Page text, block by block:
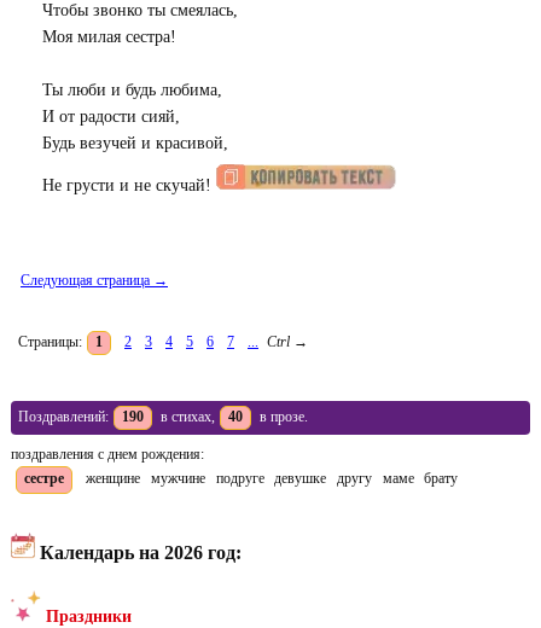
Чтобы звонко ты смеялась,
Моя милая сестра!
Ты люби и будь любима,
И от радости сияй,
Будь везучей и красивой,
Не грусти и не скучай!
Следующая страница →
Страницы: 1 2 3 4 5 6 7 ... Ctrl →
Поздравлений: 190 в стихах, 40 в прозе.
поздравления с днем рождения:
сестре
женщине мужчине подруге девушке другу маме брату
Календарь на 2026 год:
Праздники